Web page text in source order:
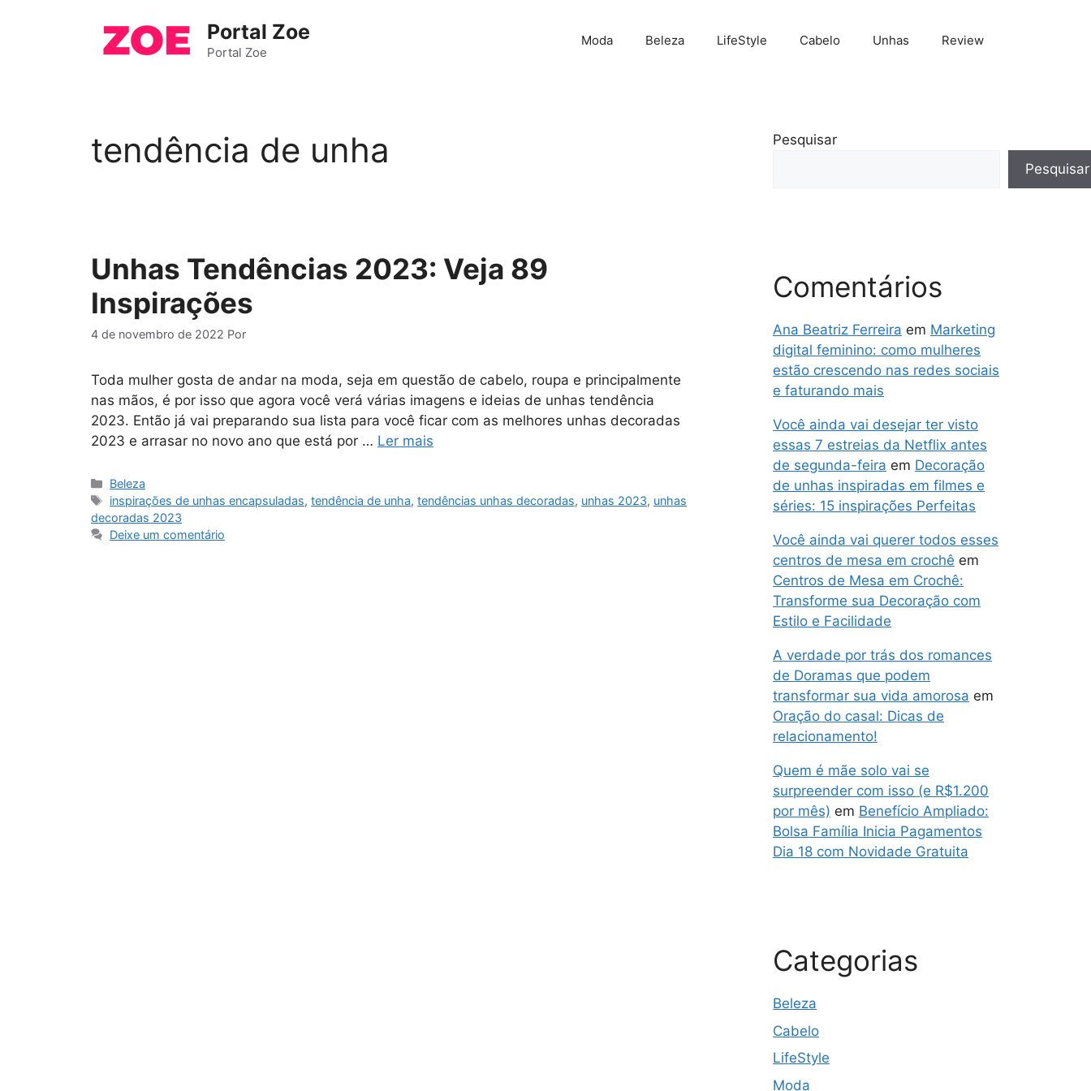
Portal Zoe
Portal Zoe
Moda Beleza LifeStyle Cabelo Unhas Review
tendência de unha
Unhas Tendências 2023: Veja 89
Inspirações
4 de novembro de 2022 Por
Toda mulher gosta de andar na moda, seja em questão de cabelo, roupa e principalmente
nas mãos, é por isso que agora você verá várias imagens e ideias de unhas tendência
2023. Então já vai preparando sua lista para você ficar com as melhores unhas decoradas
2023 e arrasar no novo ano que está por … Ler mais
Categorias
Beleza
Tags
inspirações de unhas encapsuladas,tendência de unha,tendências unhas decoradas, unhas 2023, unhas
decoradas 2023
Deixe um comentário
Pesquisar
Pesquisar
Comentários
Ana Beatriz Ferreira em Marketing
digital feminino: como mulheres
estão crescendo nas redes sociais
e faturando mais
Você ainda vai desejar ter visto
essas 7 estreias da Netflix antes
de segunda-feira em Decoração
de unhas inspiradas em filmes e
séries: 15 inspirações Perfeitas
Você ainda vai querer todos esses
centros de mesa em crochê em
Centros de Mesa em Crochê:
Transforme sua Decoração com
Estilo e Facilidade
A verdade por trás dos romances
de Doramas que podem
transformar sua vida amorosa em
Oração do casal: Dicas de
relacionamento!
Quem é mãe solo vai se
surpreender com isso (e R$1.200
por mês) em Benefício Ampliado:
Bolsa Família Inicia Pagamentos
Dia 18 com Novidade Gratuita
Categorias
Beleza
Cabelo
LifeStyle
Moda